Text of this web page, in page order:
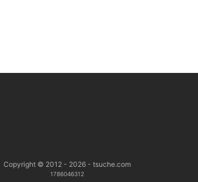
Copyright © 2012 - 2026 - tsuche.com
1786046312